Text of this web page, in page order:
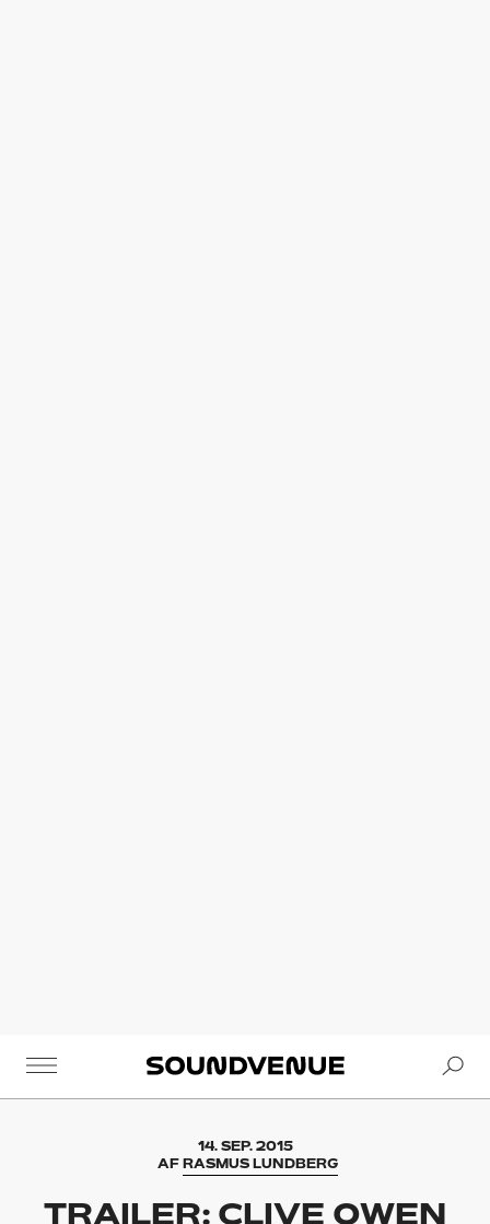
Soundvenue
14. SEP. 2015
AF RASMUS LUNDBERG
TRAILER: CLIVE OWEN